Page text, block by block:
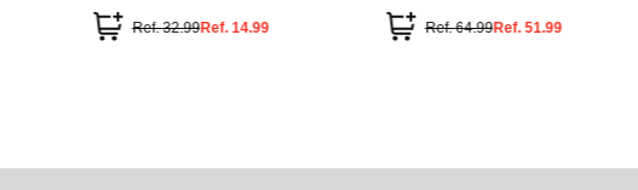
Ref.32.99Ref.14.99 Ref.64.99Ref.51.99